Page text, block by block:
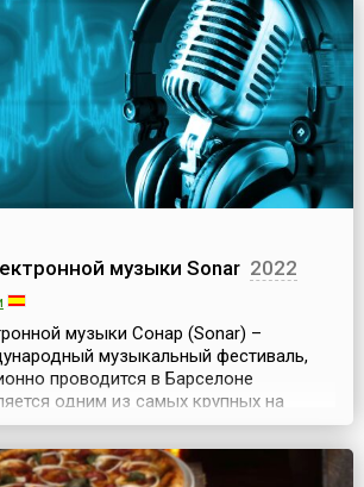
музыки Sonar 2022
музыки Сонар (Sonar) –
музыкальный фестиваль,
проводится в Барселоне
одним из самых крупных на
области электронной музыки и
Барселоны.Sonar проходит
это трехдневный фестиваль,